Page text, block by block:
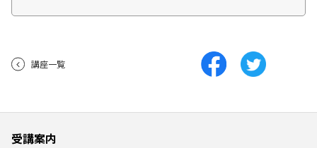
講座一覧
受講案内